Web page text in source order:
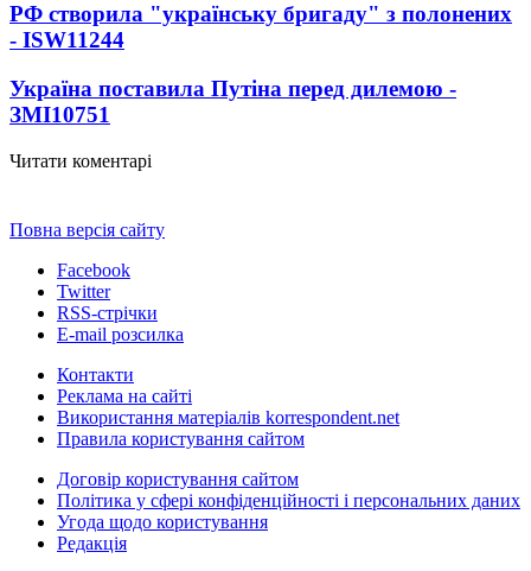
РФ створила "українську бригаду" з полонених
- ISW11244
Україна поставила Путіна перед дилемою -
ЗМІ10751
Читати коментарі
Повна версія сайту
Facebook
Twitter
RSS-стрічки
E-mail розсилка
Контакти
Реклама на сайті
Використання матеріалів korrespondent.net
Правила користування сайтом
Договір користування сайтом
Політика у сфері конфіденційності і персональних даних
Угода щодо користування
Редакція